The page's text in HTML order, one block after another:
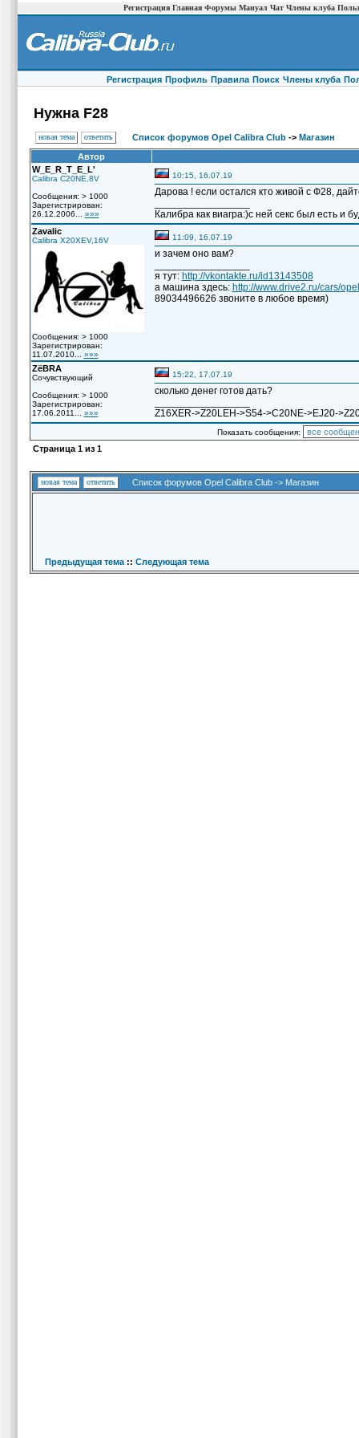
Регистрация Главная Форумы Мануал Чат Члены клуба
Регистрация Профиль Правила Поиск Члены клуба
Нужна F28
новая тема ответить Список форумов Opel Calibra Club-> Магазин
Автор
W_E_R_T_E_L'
Calibra C20NE,8V
Сообщения: > 1000
Зарегистрирован:
26.12.2006... »»»
10:15, 16.07.19
Дарова ! если остался кто живой с Ф28,
Калибра как виагра:)с ней секс был есть и
Zavalic
Calibra X20XEV,16V
Сообщения: > 1000
Зарегистрирован:
11.07.2010... »»»
11:09, 16.07.19
и зачем оно вам?
я тут: http://vkontakte.ru/id13143508
а машина здесь: http://www.drive2.ru/cars/
89034496626 звоните в любое время)
ZёBRA
Сочувствующий
Сообщения: > 1000
Зарегистрирован:
17.06.2011... »»»
15:22, 17.07.19
сколько денег готов дать?
Z16XER->Z20LEH->S54->C20NE->EJ20-
Показать сообщения:
Страница 1из 1
новая тема ответить Список форумов Opel Calibra Club-> Магазин
Предыдущая тема:: Следующая тема